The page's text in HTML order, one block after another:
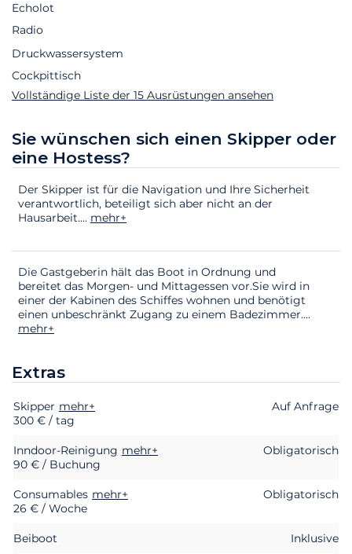
Echolot
Radio
Druckwassersystem
Cockpittisch
Vollständige Liste der 15 Ausrüstungen ansehen
Sie wünschen sich einen Skipper oder
eine Hostess?
Der Skipper ist für die Navigation und Ihre Sicherheit
verantwortlich, beteiligt sich aber nicht an der
Hausarbeit.... mehr+
Die Gastgeberin hält das Boot in Ordnung und
bereitet das Morgen- und Mittagessen vor.Sie wird in
einer der Kabinen des Schiffes wohnen und benötigt
einen unbeschränkt Zugang zu einem Badezimmer....
mehr+
Extras
Extras Status Preis
Skipper mehr+
Auf Anfrage
300 € / tag
Inndoor-Reinigung mehr+
Obligatorisch
90 € / Buchung
Consumables mehr+
Obligatorisch
26 € / Woche
Beiboot Inklusive